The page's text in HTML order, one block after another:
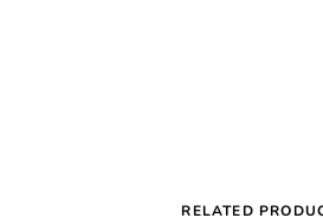
RELATED